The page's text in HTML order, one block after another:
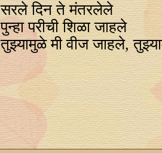
सरले दिन ते मंतरलेले
पुन्हा परीची शिळा जाहले
तुझ्यामुळे मी वीज जाहले,